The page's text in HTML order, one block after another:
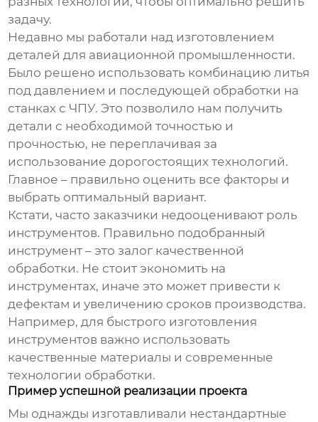
задачу.
Недавно мы работали над изготовлением
деталей для авиационной промышленности.
Было решено использовать комбинацию литья
под давлением и последующей обработки на
станках с ЧПУ. Это позволило нам получить
детали с необходимой точностью и
прочностью, не переплачивая за
использование дорогостоящих технологий.
Главное – правильно оценить все факторы и
выбрать оптимальный вариант.
Кстати, часто заказчики недооценивают роль
инструментов. Правильно подобранный
инструмент – это залог качественной
обработки. Не стоит экономить на
инструментах, иначе это может привести к
дефектам и увеличению сроков производства.
Например, для быстрого изготовления
инструментов важно использовать
качественные материалы и современные
технологии обработки.
Пример успешной реализации проекта
Мы однажды изготавливали нестандартные